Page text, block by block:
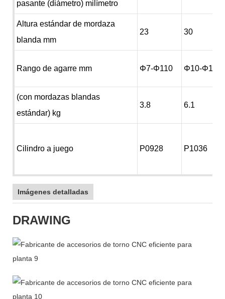
pasante (diámetro) milímetro
Altura estándar de mordaza
blanda mm
23 30
Rango de agarre mm Φ7-Φ110 Φ10-Φ135
(con mordazas blandas
estándar) kg
3.8 6.1
Cilindro a juego P0928 P1036
Imágenes detalladas
DRAWING